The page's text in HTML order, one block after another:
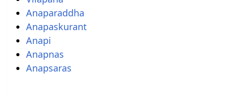
Anaparaddha
Anapaskurant
Anapi
Anapnas
Anapsaras